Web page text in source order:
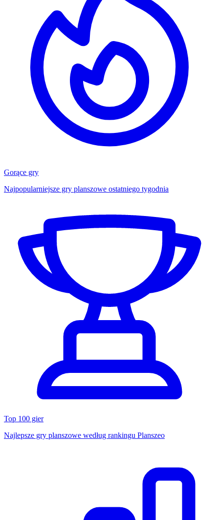
Gorące gry
Najpopularniejsze gry planszowe ostatniego tygodnia
Top 100 gier
Najlepsze gry planszowe według rankingu Planszeo